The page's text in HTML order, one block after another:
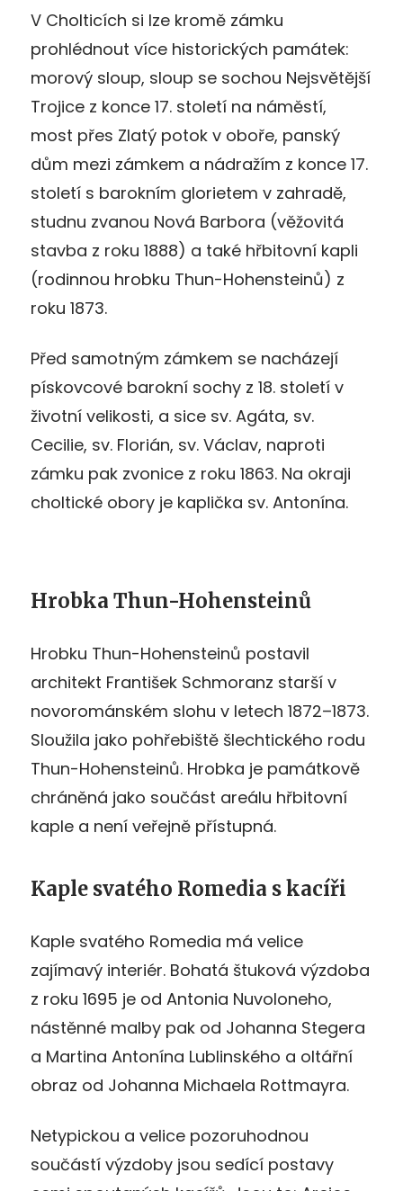
V Cholticích si lze kromě zámku
prohlédnout více historických památek:
morový sloup, sloup se sochou Nejsvětější
Trojice z konce 17. století na náměstí,
most přes Zlatý potok v oboře, panský
dům mezi zámkem a nádražím z konce 17.
století s barokním glorietem v zahradě,
studnu zvanou Nová Barbora (věžovitá
stavba z roku 1888) a také hřbitovní kapli
(rodinnou hrobku Thun-Hohensteinů) z
roku 1873.
Před samotným zámkem se nacházejí
pískovcové barokní sochy z 18. století v
životní velikosti, a sice sv. Agáta, sv.
Cecilie, sv. Florián, sv. Václav, naproti
zámku pak zvonice z roku 1863. Na okraji
choltické obory je kaplička sv. Antonína.
Hrobka Thun-Hohensteinů
Hrobku Thun-Hohensteinů postavil
architekt František Schmoranz starší v
novorománském slohu v letech 1872–1873.
Sloužila jako pohřebiště šlechtického rodu
Thun-Hohensteinů. Hrobka je památkově
chráněná jako součást areálu hřbitovní
kaple a není veřejně přístupná.
Kaple svatého Romedia s kacíři
Kaple svatého Romedia má velice
zajímavý interiér. Bohatá štuková výzdoba
z roku 1695 je od Antonia Nuvoloneho,
nástěnné malby pak od Johanna Stegera
a Martina Antonína Lublinského a oltářní
obraz od Johanna Michaela Rottmayra.
Netypickou a velice pozoruhodnou
součástí výzdoby jsou sedící postavy